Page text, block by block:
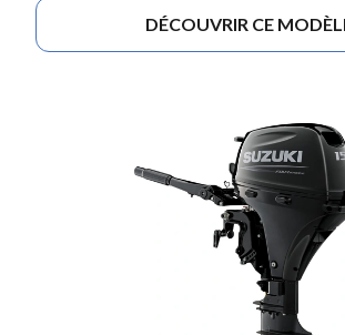
DÉCOUVRIR CE